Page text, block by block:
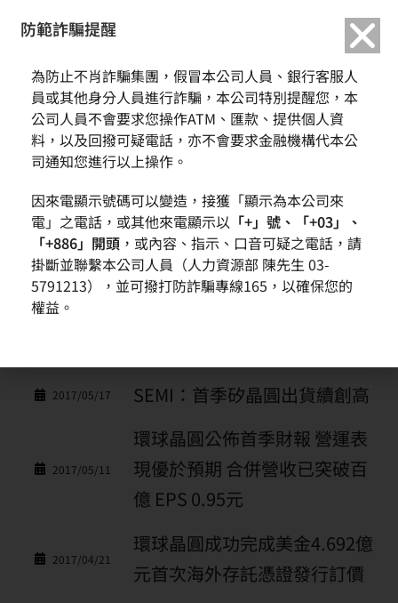
新聞訊息
首頁 新聞與活動 新聞訊息
日期 主題
2017/06/19
環球晶圓106年股東常會 通過
發放現金股利2.5元
2017/05/17 SEMI：首季矽晶圓出貨續創高
2017/05/11
環球晶圓公佈首季財報 營運表
現優於預期 合併營收已突破百
億 EPS 0.95元
2017/04/21
環球晶圓成功完成美金4.692億
元首次海外存託憑證發行訂價
防範詐騙提醒
為防止不肖詐騙集團，假冒本公司人員、銀行客服人
員或其他身分人員進行詐騙，本公司特別提醒您，本
公司人員不會要求您操作ATM、匯款、提供個人資
料，以及回撥可疑電話，亦不會要求金融機構代本公
司通知您進行以上操作。
因來電顯示號碼可以變造，接獲「顯示為本公司來
電」之電話，或其他來電顯示以 「+」號、「+03」、
「+886」開頭 ，或內容、指示、口音可疑之電話，請
掛斷並聯繫本公司人員（人力資源部 陳先生 03-
5791213），並可撥打防詐騙專線165，以確保您的
權益。